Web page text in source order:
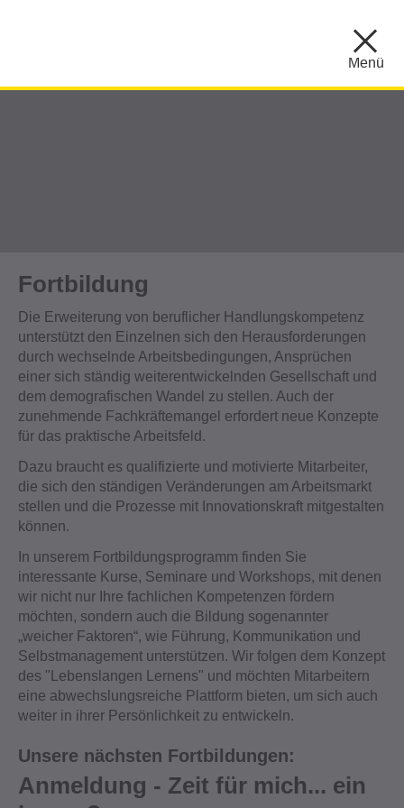
Menü
Fortbildung
Die Erweiterung von beruflicher Handlungskompetenz
unterstützt den Einzelnen sich den Herausforderungen
durch wechselnde Arbeitsbedingungen, Ansprüchen
einer sich ständig weiterentwickelnden Gesellschaft und
dem demografischen Wandel zu stellen. Auch der
zunehmende Fachkräftemangel erfordert neue Konzepte
für das praktische Arbeitsfeld.
Dazu braucht es qualifizierte und motivierte Mitarbeiter,
die sich den ständigen Veränderungen am Arbeitsmarkt
stellen und die Prozesse mit Innovationskraft mitgestalten
können.
In unserem Fortbildungsprogramm finden Sie
interessante Kurse, Seminare und Workshops, mit denen
wir nicht nur Ihre fachlichen Kompetenzen fördern
möchten, sondern auch die Bildung sogenannter
„weicher Faktoren“, wie Führung, Kommunikation und
Selbstmanagement unterstützen. Wir folgen dem Konzept
des "Lebenslangen Lernens" und möchten Mitarbeitern
eine abwechslungsreiche Plattform bieten, um sich auch
weiter in ihrer Persönlichkeit zu entwickeln.
Unsere nächsten Fortbildungen:
Anmeldung - Zeit für mich... ein